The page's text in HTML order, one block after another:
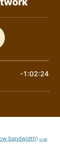
bandwidth) 19 MB